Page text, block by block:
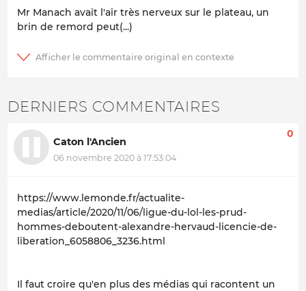
Mr Manach avait l'air très nerveux sur le plateau, un
brin de remord peut(...)
DERNIERS COMMENTAIRES
Caton l'Ancien
06 novembre 2020 à 17:53:04
0
https://www.lemonde.fr/actualite-
medias/article/2020/11/06/ligue-du-lol-les-prud-
hommes-deboutent-alexandre-hervaud-licencie-de-
liberation_6058806_3236.html
Il faut croire qu'en plus des médias qui racontent un